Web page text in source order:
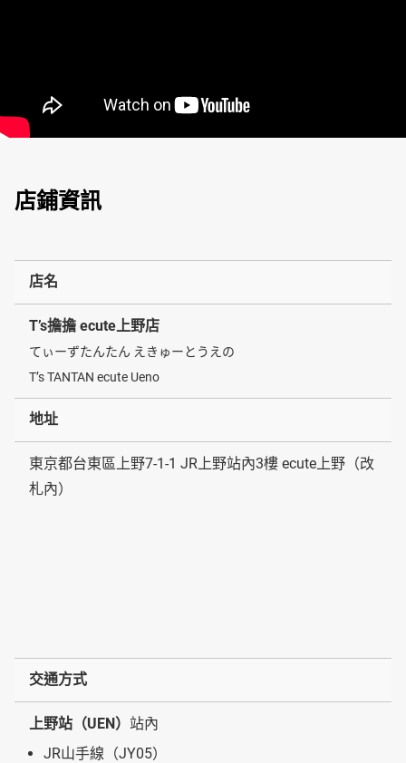
店鋪資訊
店名
T’s擔擔 ecute上野店
てぃーずたんたん えきゅーとうえの
T’s TANTAN ecute Ueno
地址
東京都台東區上野7-1-1 JR上野站內3樓 ecute上野（改
札內）
交通方式
上野站（UEN） 站內
JR山手線（JY05）